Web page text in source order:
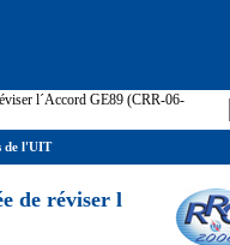
l´Accord GE89 (CRR-06-
de réviser l
de l'UIT